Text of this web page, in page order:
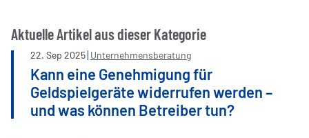
Aktuelle Artikel aus dieser Kategorie
22. Sep 2025 Unternehmensberatung
Kann eine Genehmigung für
Geldspielgeräte widerrufen werden –
und was können Betreiber tun?